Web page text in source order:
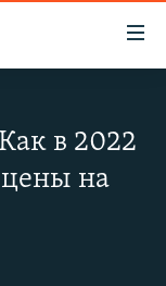
в 2022
цены на